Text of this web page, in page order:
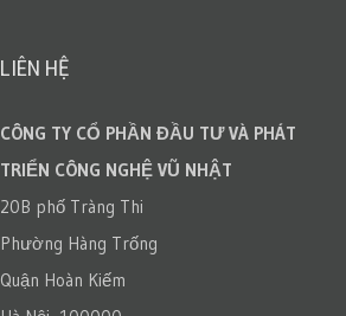
LIÊN HỆ
CÔNG TY CỔ PHẦN ĐẦU TƯ VÀ PHÁT
TRIỂN CÔNG NGHỆ VŨ NHẬT
20B phố Tràng Thi
Phường Hàng Trống
Quận Hoàn Kiếm